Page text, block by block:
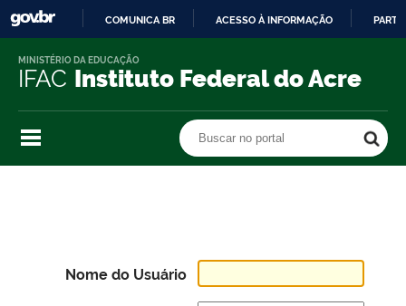
O
COMUNICA BR ACESSO À INFORMAÇÃO
IFAC Instituto Federal do Acre
MINISTÉRIO DA EDUCAÇÃO
Buscar no portal
Nome do Usuário